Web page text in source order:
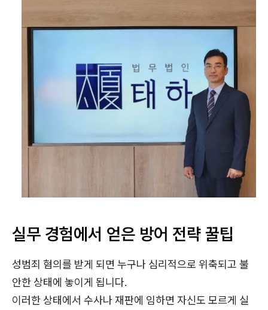
실무 경험에서 얻은 방어 전략 꿀팁
성범죄 혐의를 받게 되면 누구나 심리적으로 위축되고 불
안한 상태에 놓이게 됩니다.
이러한 상태에서 수사나 재판에 임하면 자신도 모르게 실